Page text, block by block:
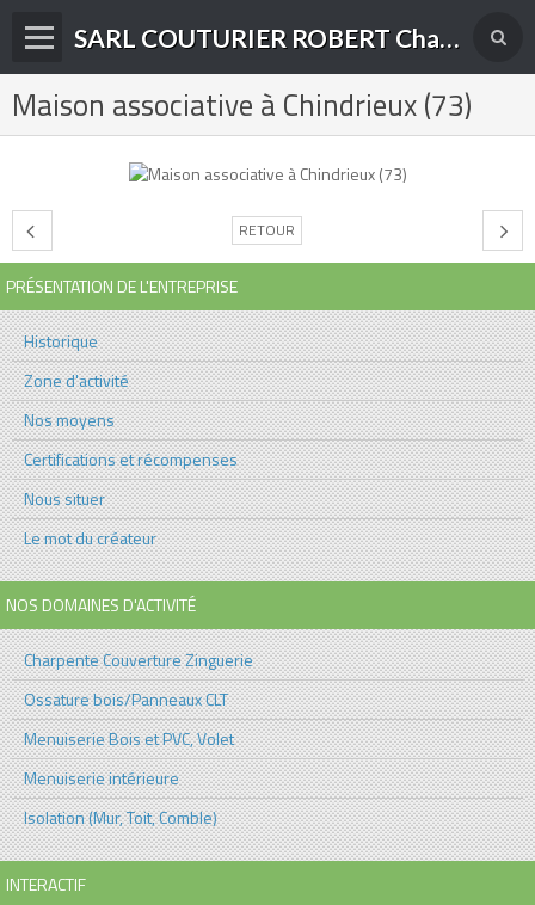
SARL COUTURIER ROBERT Charpente-Couverture-Menuiserie Bois et PVC à Yenne (73)
Présentation de l'entreprise
Album photos
Contact
Maison associative à Chindrieux (73)
RETOUR
PRÉSENTATION DE L'ENTREPRISE
Historique
Zone d'activité
Nos moyens
Certifications et récompenses
Nous situer
Le mot du créateur
NOS DOMAINES D'ACTIVITÉ
Charpente Couverture Zinguerie
Ossature bois/Panneaux CLT
Menuiserie Bois et PVC, Volet
Menuiserie intérieure
Isolation (Mur, Toit, Comble)
INTERACTIF